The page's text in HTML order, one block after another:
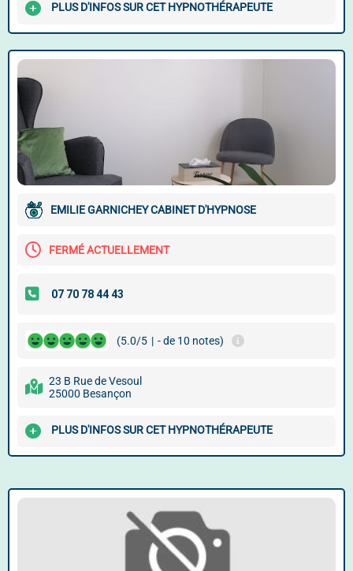
PLUS D'INFOS SUR CET HYPNOTHÉRAPEUTE
EMILIE GARNICHEY CABINET D'HYPNOSE
FERMÉ ACTUELLEMENT
(5.0/5 | - de 10 notes)
23 B Rue de Vesoul
25000 Besançon
PLUS D'INFOS SUR CET HYPNOTHÉRAPEUTE